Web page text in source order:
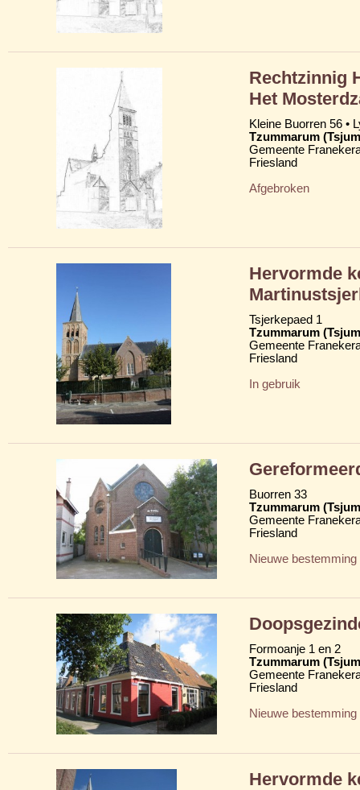
Rechtzinnig
Het
Kleine Buorren 56 •
Tzummarum
Gemeente
Friesland
Afgebroken
Hervormde
Tsjerkepaed 1
Tzummarum
Gemeente
Friesland
In gebruik
Buorren 33
Tzummarum
Gemeente
Friesland
Nieuwe bestemming
Formoanje 1 en 2
Tzummarum
Gemeente
Friesland
Nieuwe bestemming
Hervormde